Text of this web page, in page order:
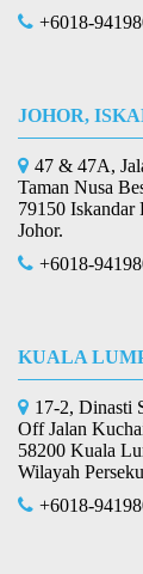
+6018-
JOHOR,
47 & 47A,
Taman Nusa
79150 Iskandar
Johor.
+6018-
KUALA
17-2, Dinasti
Off Jalan
58200 Kuala
Wilayah
+6018-